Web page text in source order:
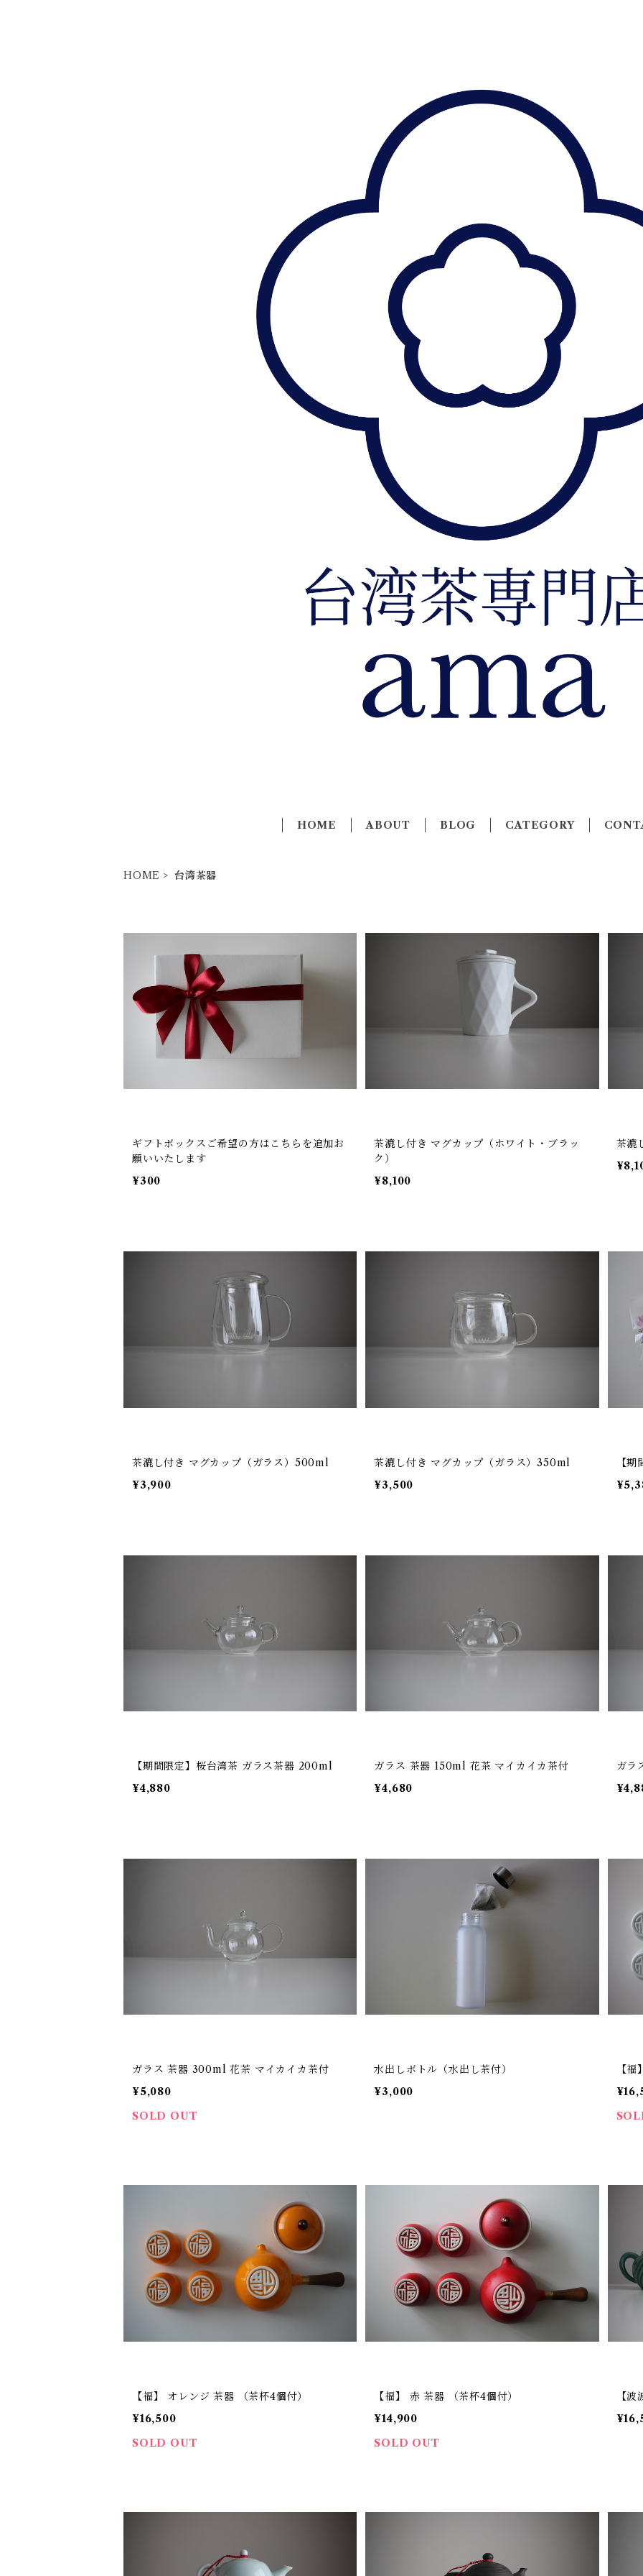
HOME ABOUT BLOG CATEGORY
HOME 台湾茶器
ギフトボックスご希望の方はこちらを追加お
願いいたします
¥300
茶漉し付き マグカップ（ホワイト・ブラッ
ク）
¥8,100
茶漉
茶漉し付き マグカップ（ガラス）500ml
¥3,900
茶漉し付き マグカップ（ガラス）350ml
¥3,500
【
【期間限定】桜台湾茶 ガラス茶器 200ml
¥4,880
ガラス 茶器 150ml 花茶 マイカイカ茶付
¥4,680
ガラ
ガラス 茶器 300ml 花茶 マイカイカ茶付
¥5,080
SOLD OUT
水出しボトル（水出し茶付）
¥3,000
【
【福】 オレンジ 茶器 （茶杯4個付）
¥16,500
SOLD OUT
【福】 赤 茶器 （茶杯4個付）
¥14,900
SOLD OUT
【